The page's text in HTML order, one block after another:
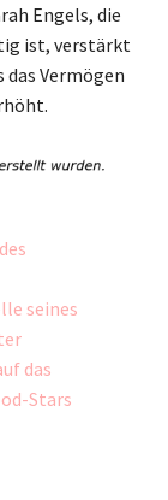
Engels, die
ist, verstärkt
Vermögen
seines
das
Stars